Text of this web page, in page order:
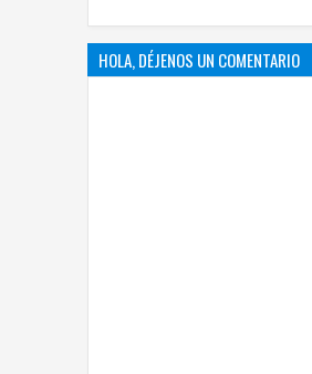
HOLA, DÉJENOS UN COMENTARIO